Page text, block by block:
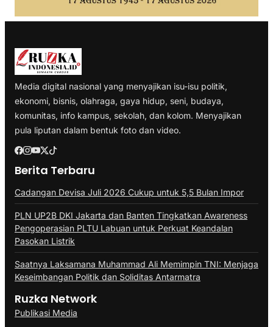
Media digital nasional yang menyajikan isu-isu politik,
ekonomi, bisnis, olahraga, gaya hidup, seni, budaya,
komunitas, info kampus, sekolah, dan kolom. Menyajikan
pula liputan dalam bentuk foto dan video.
Berita Terbaru
Cadangan Devisa Juli 2026 Cukup untuk 5,5 Bulan Impor
PLN UP2B DKI Jakarta dan Banten Tingkatkan Awareness
Pengoperasian PLTU Labuan untuk Perkuat Keandalan
Pasokan Listrik
Saatnya Laksamana Muhammad Ali Memimpin TNI: Menjaga
Keseimbangan Politik dan Soliditas Antarmatra
Ruzka Network
Publikasi Media